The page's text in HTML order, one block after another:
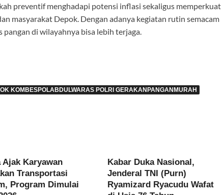
preventif menghadapi potensi inflasi sekaligus memperkuat
masyarakat Depok. Dengan adanya kegiatan rutin semacam
di wilayahnya bisa lebih terjaga.
KOMBESPOLABDULWARAS POLRI GERAKANPANGANMURAH
Ajak Karyawan
Transportasi
Program Dimulai
Kabar Duka Nasional,
Jenderal TNI (Purn)
Ryamizard Ryacudu Wafat